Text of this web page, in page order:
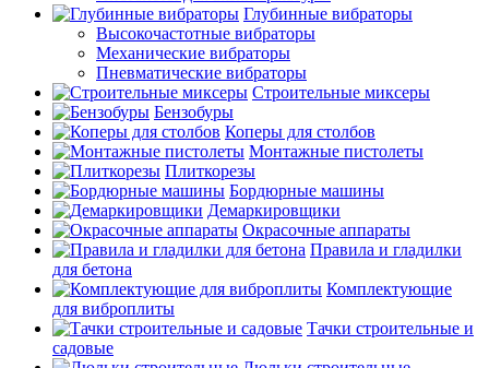
Глубинные вибраторы
Высокочастотные вибраторы
Механические вибраторы
Пневматические вибраторы
Строительные миксеры
Бензобуры
Коперы для столбов
Монтажные пистолеты
Плиткорезы
Бордюрные машины
Демаркировщики
Окрасочные аппараты
Правила и гладилки
для бетона
Комплектующие
для виброплиты
Тачки строительные и
садовые